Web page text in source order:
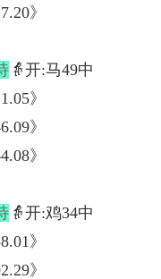
》
👵开:马49中
》
》
》
👵开:鸡34中
》
》